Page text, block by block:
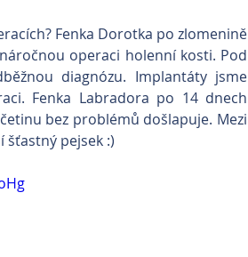
Fenka Dorotka po zlomenině
operaci holenní kosti. Pod
diagnózu. Implantáty jsme
Fenka Labradora po 14 dnech
bez problémů došlapuje. Mezi
pejsek :)